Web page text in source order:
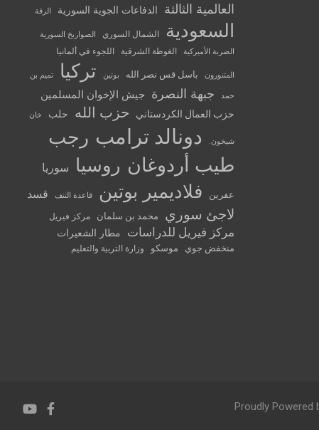
العالمية الثالثة
الدفاعات الجوية السورية الرقة
السعودية الشمال السوري
الصواريخ السورية
الضربة الأميركية
الغوطة الشرقية اللجوء في ألمانيا
المتنورون باسل قس نصر الله بوتين تركيا تميم بن
حمد جبهة النصرة جيش الإخوان المسلمين
حزب العمال الكردستاني حزب الله حلب خان
شيخون. دونالد ترامب رجب
طيب أردوغان روسيا سوريا
عفرين فلاديمير بوتين قاعدة التنف قسد
لاجئ سوري محمد بن سلمان مركز فيريل
مركز فيريل للدراسات مطار الشعيرات
منخفض جوي موسكو وزارة التربية والتعليم
Proudly Powered